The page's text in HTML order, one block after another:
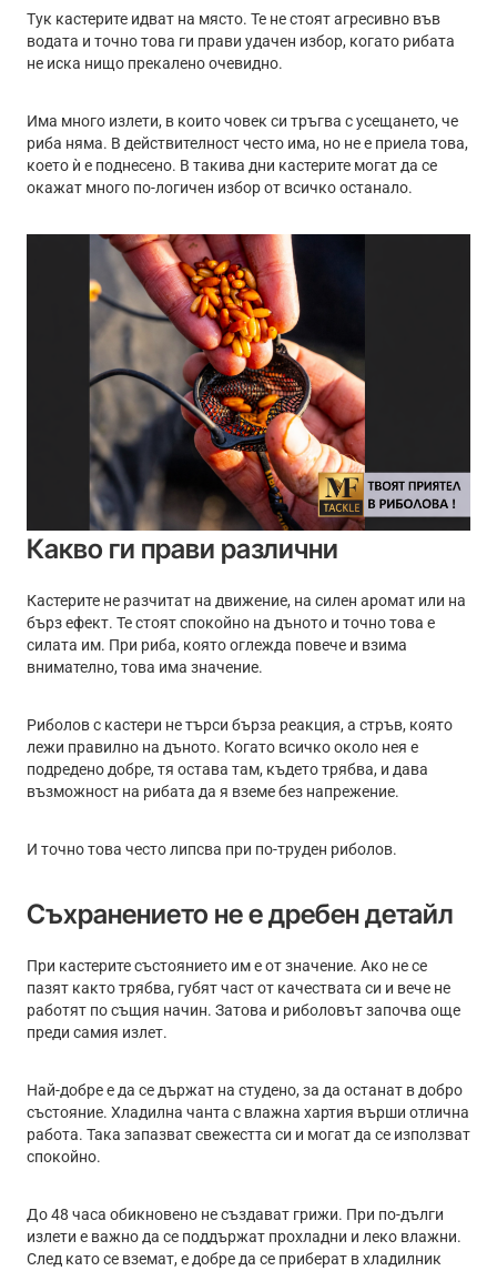
Тук кастерите идват на място. Те не стоят агресивно във
водата и точно това ги прави удачен избор, когато рибата
не иска нищо прекалено очевидно.
Има много излети, в които човек си тръгва с усещането, че
риба няма. В действителност често има, но не е приела това,
което ѝ е поднесено. В такива дни кастерите могат да се
окажат много по-логичен избор от всичко останало.
Какво ги прави различни
Кастерите не разчитат на движение, на силен аромат или на
бърз ефект. Те стоят спокойно на дъното и точно това е
силата им. При риба, която оглежда повече и взима
внимателно, това има значение.
Риболов с кастери не търси бърза реакция, а стръв, която
лежи правилно на дъното. Когато всичко около нея е
подредено добре, тя остава там, където трябва, и дава
възможност на рибата да я вземе без напрежение.
И точно това често липсва при по-труден риболов.
Съхранението не е дребен детайл
При кастерите състоянието им е от значение. Ако не се
пазят както трябва, губят част от качествата си и вече не
работят по същия начин. Затова и риболовът започва още
преди самия излет.
Най-добре е да се държат на студено, за да останат в добро
състояние. Хладилна чанта с влажна хартия върши отлична
работа. Така запазват свежестта си и могат да се използват
спокойно.
До 48 часа обикновено не създават грижи. При по-дълги
излети е важно да се поддържат прохладни и леко влажни.
След като се вземат, е добре да се приберат в хладилник